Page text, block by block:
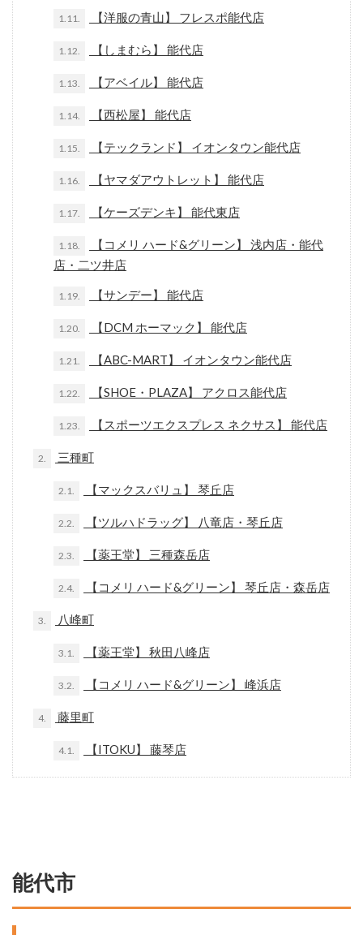
1.11. 【洋服の青山】 フレスポ能代店
1.12. 【しまむら】 能代店
1.13. 【アベイル】 能代店
1.14. 【西松屋】 能代店
1.15. 【テックランド】 イオンタウン能代店
1.16. 【ヤマダアウトレット】 能代店
1.17. 【ケーズデンキ】 能代東店
1.18.
【コメリ ハード&グリーン】 浅内店・能代
店・二ツ井店
1.19. 【サンデー】 能代店
1.20. 【DCM ホーマック】 能代店
1.21. 【ABC-MART】 イオンタウン能代店
1.22. 【SHOE・PLAZA】 アクロス能代店
1.23. 【スポーツエクスプレス ネクサス】 能代店
2. 三種町
2.1. 【マックスバリュ】 琴丘店
2.2. 【ツルハドラッグ】 八竜店・琴丘店
2.3. 【薬王堂】 三種森岳店
2.4. 【コメリ ハード&グリーン】 琴丘店・森岳店
3. 八峰町
3.1. 【薬王堂】 秋田八峰店
3.2. 【コメリ ハード&グリーン】 峰浜店
4. 藤里町
4.1. 【ITOKU】 藤琴店
能代市